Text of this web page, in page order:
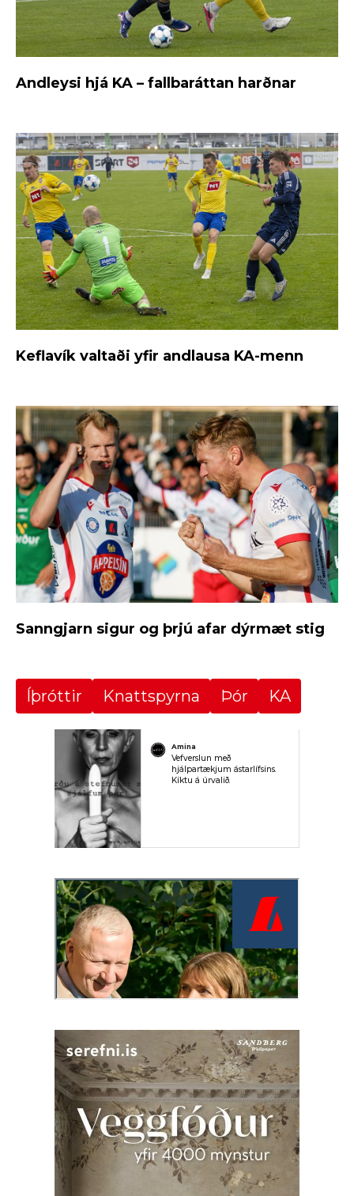
Andleysi hjá KA – fallbaráttan harðnar
Keflavík valtaði yfir andlausa KA-menn
Sanngjarn sigur og þrjú afar dýrmæt stig
Íþróttir Knattspyrna Þór KA